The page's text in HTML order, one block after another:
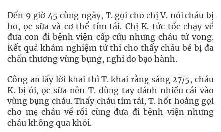
Đến 9 giờ 45 cùng ngày, T. gọi cho chị V. nói cháu bị
ho, ọc sữa và cơ thể tím tái. Chị K. tức tốc chạy về
đưa con đi bệnh viện cấp cứu nhưng cháu tử vong.
Kết quả khám nghiệm tử thi cho thấy cháu bé bị đa
chấn thương vùng bụng, nghi do bạo hành.
Công an lấy lời khai thì T. khai rằng sáng 27/5, cháu
K. bị ói, ọc sữa nên T. dùng tay đánh nhiều cái vào
vùng bụng cháu. Thấy cháu tím tái, T. hốt hoảng gọi
cho mẹ cháu về rồi cùng đưa đi bệnh viện nhưng
cháu không qua khỏi.